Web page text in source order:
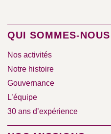
QUI SOMMES-NOUS
Nos activités
Notre histoire
Gouvernance
L’équipe
30 ans d’expérience